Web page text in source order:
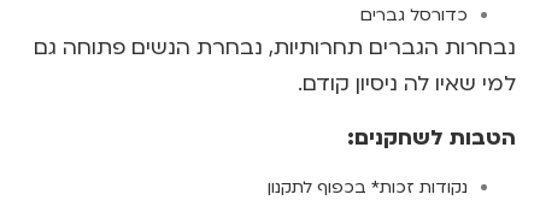
כדורסל גברים
נבחרות הגברים תחרותיות, נבחרת הנשים פתוחה גם
למי שאיו לה ניסיון קודם.
הטבות לשחקנים:
נקודות זכות* בכפוף לתקנון